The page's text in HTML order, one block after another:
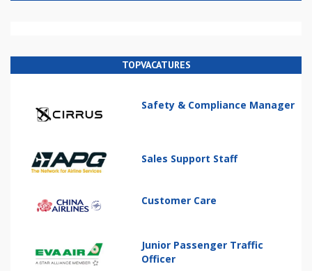
TOPVACATURES
Safety & Compliance Manager
Sales Support Staff
Customer Care
Junior Passenger Traffic
Officer